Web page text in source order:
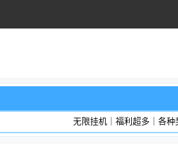
无限挂机｜福利超多｜各